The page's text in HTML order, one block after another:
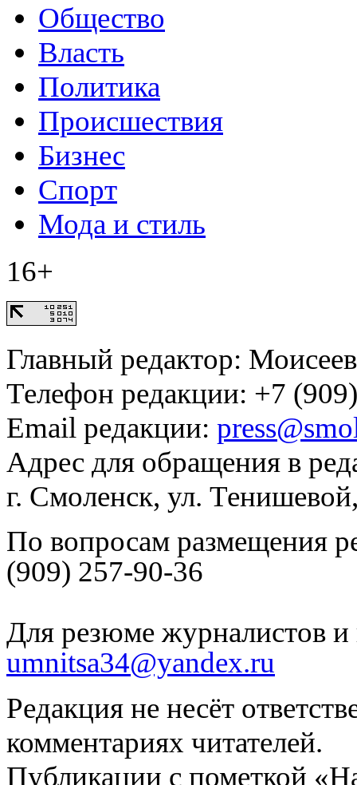
Общество
Власть
Политика
Происшествия
Бизнес
Спорт
Мода и стиль
16+
Главный редактор:
Телефон редакции: +7
Email редакции:
Адрес для обращения в
г. Смоленск, ул.
По вопросам размещения
(909) 257-90-36
Для резюме журналистов и
umnitsa34@yandex.ru
Редакция не несёт
комментариях читателей.
Публикации с пометкой